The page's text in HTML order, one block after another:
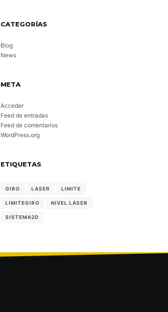
CATEGORÍAS
Blog
News
META
Acceder
Feed de entradas
Feed de comentarios
WordPress.org
ETIQUETAS
GIRO LASER LIMITE
LIMITEGIRO NIVEL LÁSER
SISTEMA2D